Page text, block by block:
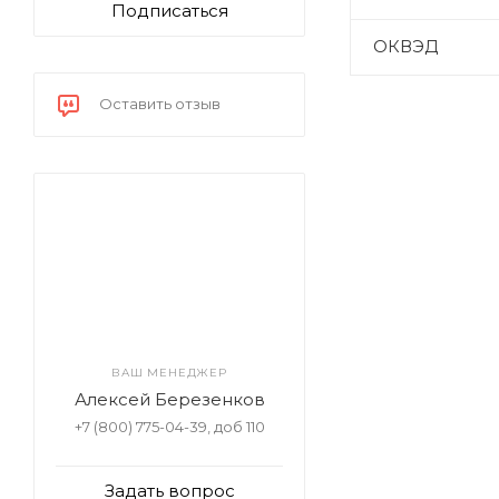
ОКВЭД
Подписаться
Оставить отзыв
ВАШ МЕНЕДЖЕР
Алексей Березенков
+7 (800) 775-04-39, доб 110
Задать вопрос